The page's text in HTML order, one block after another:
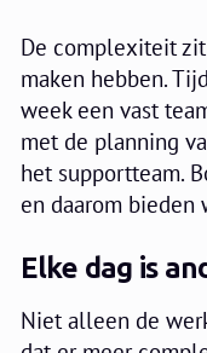
De complexiteit
maken hebben.
week een vast
met de planning
het supportteam.
en daarom
Elke dag is
Niet alleen de